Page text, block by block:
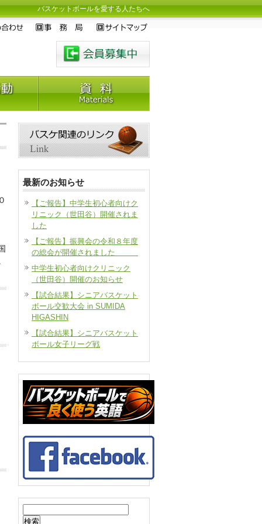
バスケットボールを愛する人たちへ
最新のお知らせ
【ご報告】中学生初心者向けク
リニック（世田谷）開催されま
した
【ご報告】振興会の令和８年度
の総会が開催されました
中学生初心者向けクリニック
（世田谷）開催のお知らせ
【試合結果】シニアバスケット
ボール交歓大会 in SUMIDA
HIGASHIN
【試合結果】シニアバスケット
ボール女子リーグ戦
索: